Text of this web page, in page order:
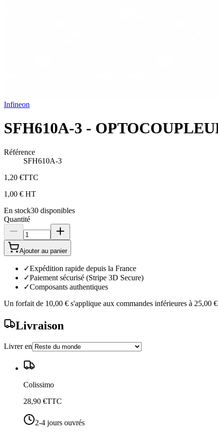
Infineon
SFH610A-3 -
Référence
SFH610A-3
1,20 €TTC
1,00 € HT
En stock30 disponibles
Quantité
Ajouter au panier
✓Expédition rapide depuis la France
✓Paiement sécurisé (Stripe 3D Secure)
✓Composants authentiques
Un forfait de 10,00 € s'applique aux commandes inférieures à 25,00 €
Livraison
Livrer en
Colissimo
28,90 €TTC
2-4 jours ouvrés